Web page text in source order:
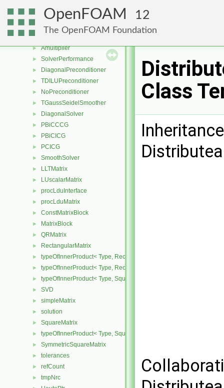
OpenFOAM 12
The OpenFOAM Foundation
► LduInterfaceField
► LduInterfaceFieldPtrsList
►
► Amultiplier
► SolverPerformance
► DiagonalPreconditioner
► TDILUPreconditioner
► NoPreconditioner
► TGaussSeidelSmoother
► DiagonalSolver
► PBiCCCG
► PBiCICG
► PCICG
► SmoothSolver
► LLTMatrix
► LUscalarMatrix
► procLduInterface
► procLduMatrix
► ConstMatrixBlock
► MatrixBlock
► QRMatrix
► RectangularMatrix
► typeOfInnerProduct< Type, RectangularMatrix< Type >,
► typeOfInnerProduct< Type, RectangularMatrix< Type >,
► typeOfInnerProduct< Type, SquareMatrix< Type >,
► SVD
► simpleMatrix
► solution
► SquareMatrix
► typeOfInnerProduct< Type, SquareMatrix< Type >, SquareMatrix<
► SymmetricSquareMatrix
► tolerances
► refCount
► tmpNrc
Class